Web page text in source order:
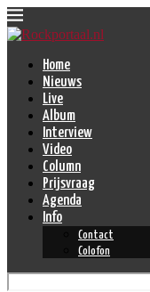
Home
Nieuws
Live
Album
Interview
Video
Column
Prijsvraag
Agenda
Info
Contact
Colofon